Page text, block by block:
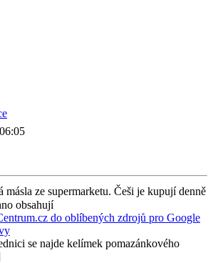
másla ze supermarketu. Češi je kupují denně
obsahují
do oblíbených zdrojů pro Google
se najde kelímek pomazánkového